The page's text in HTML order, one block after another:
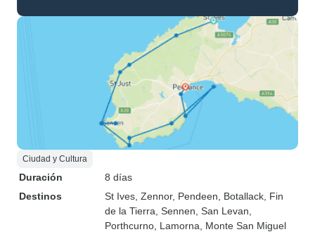
Ciudad y Cultura
Duración
8 días
Destinos
St Ives , Zennor, Pendeen , Botallack , Fin
de la Tierra , Sennen , San Levan
Porthcurno , Lamorna , Monte San Miguel